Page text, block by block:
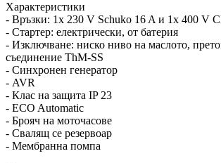
Характеристики
- Връзки: 1x 230 V Schuko 16 A и 1x 400 V
- Стартер: електрически, от батерия
- Изключване: ниско ниво на маслото,
съединение ThM-SS
- Синхронен генератор
- AVR
- Клас на защита IP 23
- ECO Automatic
- Брояч на моточасове
- Свалящ се резервоар
- Мембранна помпа